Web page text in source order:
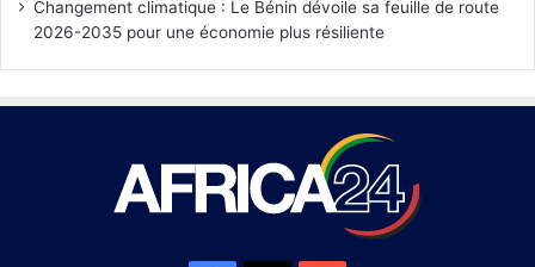
Changement climatique : Le Bénin dévoile sa feuille de route
2026-2035 pour une économie plus résiliente